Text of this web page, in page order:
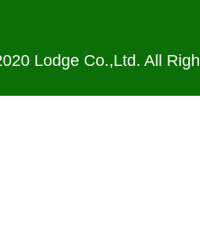
Lodge Co.,Ltd. All